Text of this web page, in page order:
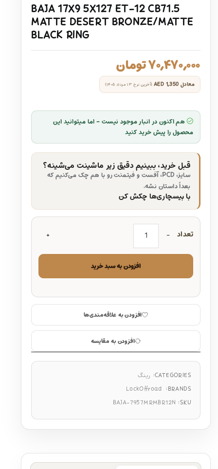
BAJA 17X9 5X127 ET-12 CB71.5
MATTE DESERT BRONZE/MATTE
BLACK RING
۷۰,۴۷۰,۰۰۰تومان
معادل AED 1,350 (آخرین نرخ ۱۳ مرداد ۱۴۰۵)
هم اکنون در انبار موجود نیست - اما میتوانید این
محصول را پیش خرید کنید
قبل خرید، ببینیم دقیق زیر ماشینت می‌شینه؟
سایز، PCD، آفست و فیتمنت رو با هم چک می‌کنیم که
بعداً داستان نشه.
با بیسچاری‌ها چکش کن
تعداد
افزودن به سبد خرید
افزودن به علاقه‌مندی‌ها
افزودن به مقایسه
CATEGORIES: رینگ
BRANDS:
LockOffroad
SKU:
BAJA-7957MRMBR12N